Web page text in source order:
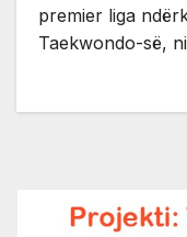
premier liga
Taekwondo-së,